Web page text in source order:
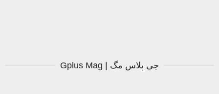
جی پلاس مگ | Gplus Mag